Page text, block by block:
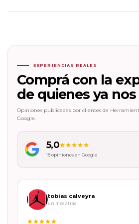
EXPERIENCIAS REALES
Comprá con la
de quienes ya
Opiniones publicadas por clientes de
Google.
5,0
18 opiniones en Google
tobias calveyra
un mes atrás